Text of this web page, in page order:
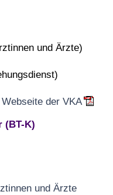
und Ärzte)
der VKA
(BT-K)
und Ärzte